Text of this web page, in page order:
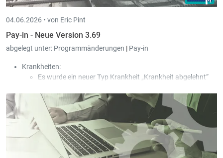
04.06.2026 • von Eric Pint
Pay-in - Neue Version 3.69
abgelegt unter: Programmänderungen | Pay-in
Krankheiten:
Es wurde ein neuer Typ Krankheit „Krankheit abgelehnt“
In dem Fall wird der Typ Zahlung „Entschädigung durch
die CNS“ verwendet, obwohl die CNS keinen Beitrag an den
Arbeitnehmer zahlt, damit der Arbeitgeber kein Geld
bezahlen muss.
Diese Krankheitstage werden weder für die 77- noch für
die 546-Tage-Regelung berücksichtigt. Die Krankheit wird